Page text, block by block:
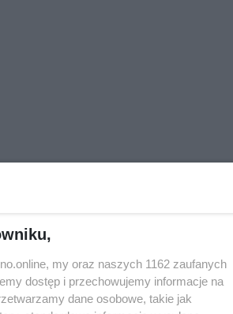
my oraz naszych 1162 zaufanych
dostęp i przechowujemy informacje na
dane osobowe, takie jak